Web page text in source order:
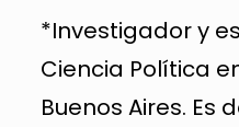
*Investigador y
Ciencia Política
Buenos Aires. Es